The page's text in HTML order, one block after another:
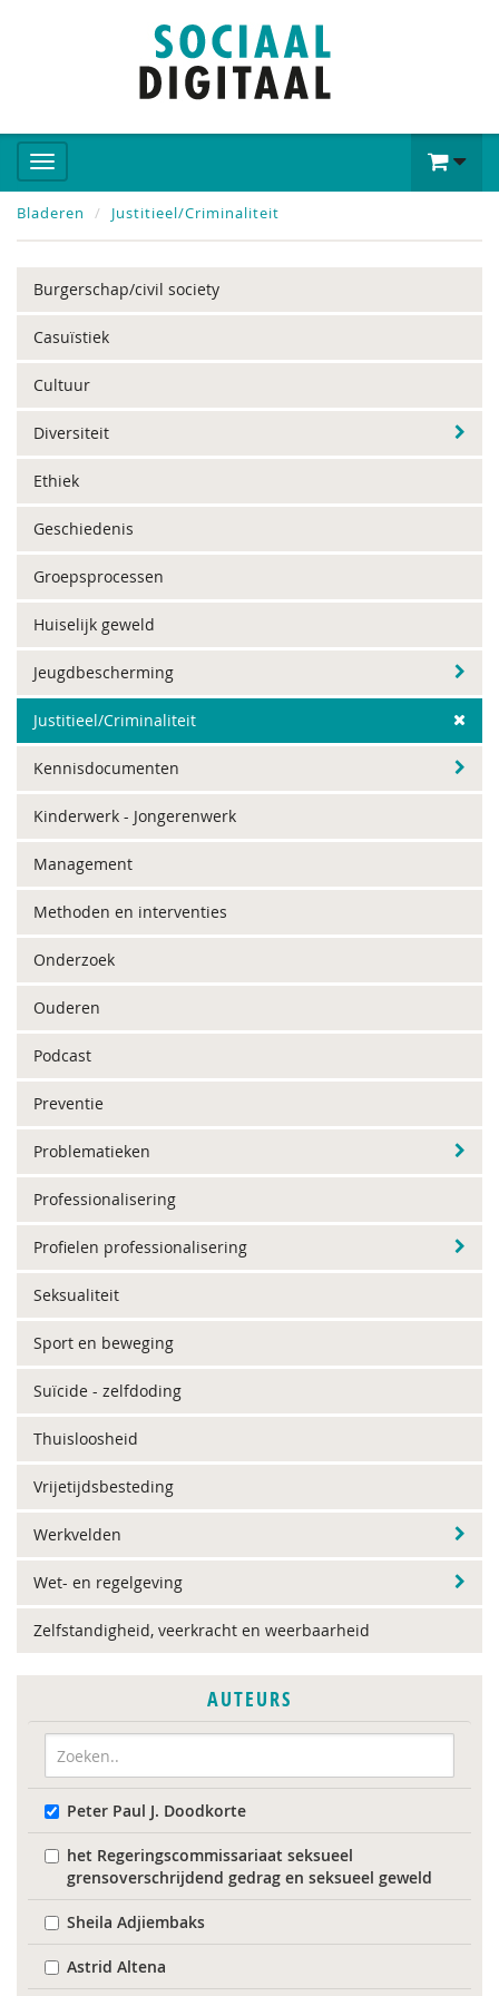
Bladeren Justitieel/Criminaliteit
Burgerschap/civil society
Casuïstiek
Cultuur
Diversiteit
Ethiek
Geschiedenis
Groepsprocessen
Huiselijk geweld
Jeugdbescherming
Justitieel/Criminaliteit
Kennisdocumenten
Kinderwerk - Jongerenwerk
Management
Methoden en interventies
Onderzoek
Ouderen
Podcast
Preventie
Problematieken
Professionalisering
Profielen professionalisering
Seksualiteit
Sport en beweging
Suïcide - zelfdoding
Thuisloosheid
Vrijetijdsbesteding
Werkvelden
Wet- en regelgeving
Zelfstandigheid, veerkracht en weerbaarheid
AUTEURS
Peter Paul J. Doodkorte
het Regeringscommissariaat seksueel
grensoverschrijdend gedrag en seksueel geweld
Sheila Adjiembaks
Astrid Altena